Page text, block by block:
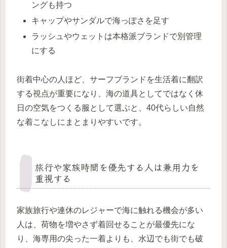
ングも持つ
キャップやサンダルで海っぽさを足す
ラッシュやウェットは本格派ブランドで別管理
にする
街着中心の人ほど、サーフブランドを生活着に翻訳
する視点が重要になり、海の道具としてではなく休
日の空気をつくる服として選ぶと、40代らしい自然
な着こなしにまとまりやすいです。
旅行や家族時間を優先する人は兼用力を
重視する
家族旅行や連休のレジャーで海に触れる機会が多い
人は、荷物を増やさず着回せることが最優先にな
り、海専用の尖った一着よりも、水辺でも街でも破